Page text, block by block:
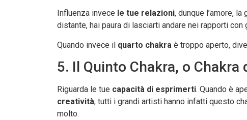
Influenza invece le tue relazioni, dunque l’amore,
distante, hai paura di lasciarti andare nei rapporti
Quando invece il quarto chakra è troppo aperto,
5. Il Quinto Chakra, o Chakra
Riguarda le tue capacità di esprimerti. Quando è
creatività, tutti i grandi artisti hanno infatti questo
molto.